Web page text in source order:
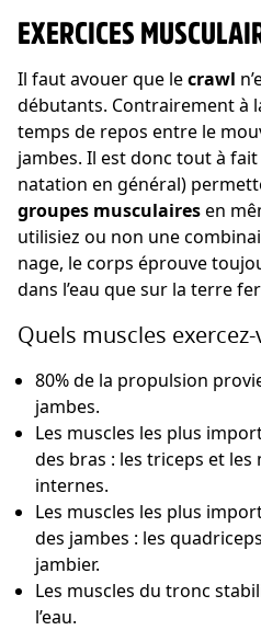
EXERCICES
Il faut avouer que lecrawl
débutants. Contrairement à
temps de repos entre le
jambes. Il est donc tout à
natation en général)
groupes musculairesen
utilisiez ou non une
nage, le corps éprouve
dans l’eau que sur la terre
Quels muscles
80% de la propulsion
jambes.
Les muscles les plus
des bras : les triceps et
internes.
Les muscles les plus
des jambes : les
jambier.
Les muscles du tronc
l’eau.